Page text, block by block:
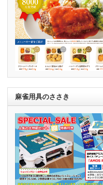
麻雀用具のささき